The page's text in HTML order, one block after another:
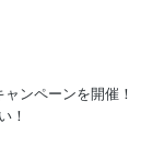
ンペーンを開催！
！